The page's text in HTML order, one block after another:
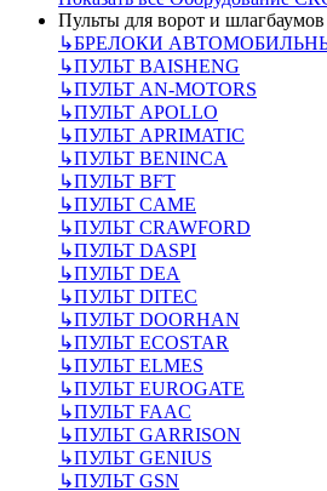
Пульты для ворот и шлагбаумов
↳БРЕЛОКИ
↳ПУЛЬТ BAISHENG
↳ПУЛЬТ AN-MOTORS
↳ПУЛЬТ APOLLO
↳ПУЛЬТ APRIMATIC
↳ПУЛЬТ BENINCA
↳ПУЛЬТ BFT
↳ПУЛЬТ CAME
↳ПУЛЬТ CRAWFORD
↳ПУЛЬТ DASPI
↳ПУЛЬТ DEA
↳ПУЛЬТ DITEC
↳ПУЛЬТ DOORHAN
↳ПУЛЬТ ECOSTAR
↳ПУЛЬТ ELMES
↳ПУЛЬТ EUROGATE
↳ПУЛЬТ FAAC
↳ПУЛЬТ GARRISON
↳ПУЛЬТ GENIUS
↳ПУЛЬТ GSN